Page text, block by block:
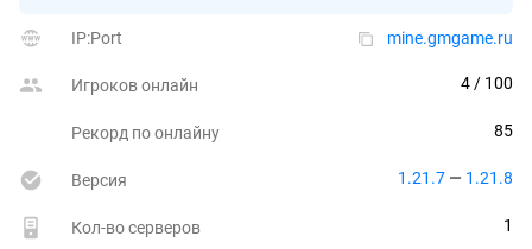
IP:Port mine.gmgame.ru
Игроков онлайн 4 / 100
Рекорд по онлайну 85
Версия 1.21.7 — 1.21.8
Кол-во серверов 1